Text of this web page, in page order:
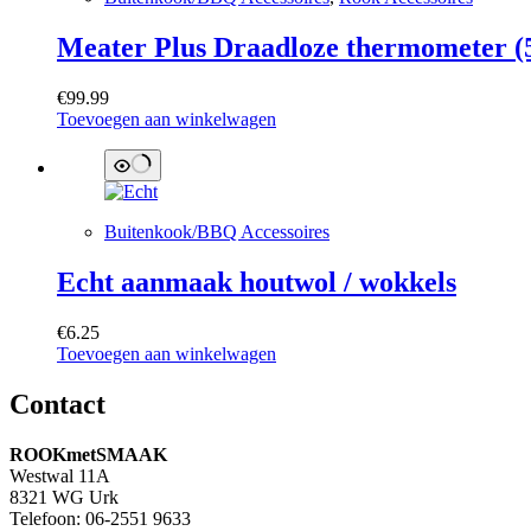
Meater Plus Draadloze thermometer
€99.99
Toevoegen aan winkelwagen
Buitenkook/BBQ Accessoires
Echt aanmaak houtwol / wokkels
€6.25
Toevoegen aan winkelwagen
Contact
ROOKmetSMAAK
Westwal 11A
8321 WG Urk
Telefoon: 06-2551 9633